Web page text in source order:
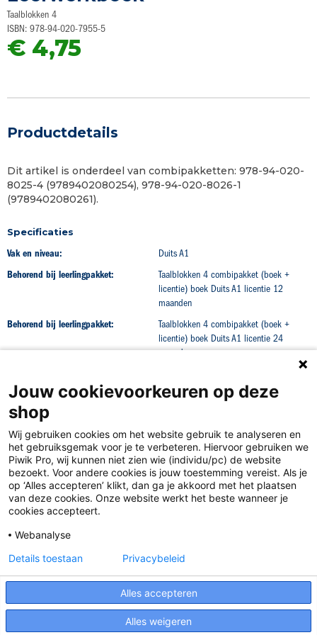
Taalblokken 4
ISBN: 978-94-020-7955-5
€ 4,75
begin
van
de
afbeeldingen-
Productdetails
Dit artikel is onderdeel van combipakketten: 978-94-020-
8025-4 (9789402080254), 978-94-020-8026-1
(9789402080261).
Specificaties
Vak en niveau:
Duits A1
Behorend bij leerlingpakket:
Taalblokken 4 combipakket (boek +
licentie) boek Duits A1 licentie 12
maanden
Behorend bij leerlingpakket:
Taalblokken 4 combipakket (boek +
licentie) boek Duits A1 licentie 24
maanden
Disclaimer
Algemene voorwaarden
Cookies
Responsible Disclosure Statement
Jouw cookievoorkeuren op deze
shop
Wij gebruiken cookies om het website gebruik te analyseren en
het gebruiksgemak voor je te verbeteren. Hiervoor gebruiken we
Piwik Pro, wij kunnen niet zien wie (individu/pc) de website
bezoekt. Voor andere cookies is jouw toestemming vereist. Als je
op ‘Alles accepteren’ klikt, dan ga je akkoord met het plaatsen
van deze cookies. Onze website werkt het beste wanneer je
cookies accepteert.
Webanalyse
Alles accepteren
Alles weigeren
Details toestaan Privacybeleid